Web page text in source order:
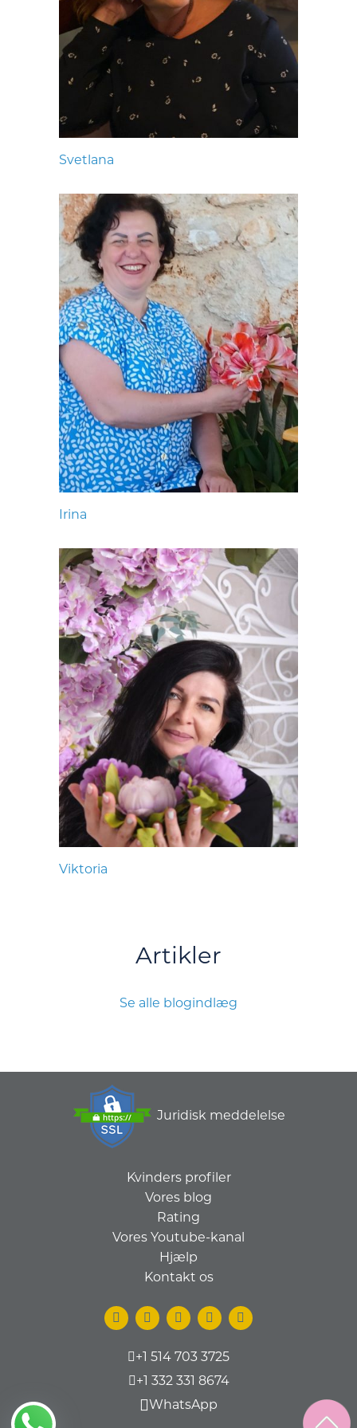
Svetlana
Irina
Viktoria
Artikler
Se alle blogindlæg
Juridisk meddelelse
Kvinders profiler
Vores blog
Rating
Vores Youtube-kanal
Hjælp
Kontakt os
+1 514 703 3725
+1 332 331 8674
WhatsApp